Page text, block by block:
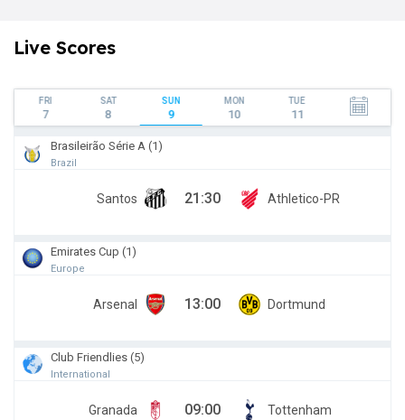
Live Scores
FRI
7
SAT
8
SUN
9
MON
10
TUE
11
Brasileirão Série A (1)
Brazil
Santos 21:30 Athletico-PR
Emirates Cup (1)
Europe
Arsenal 13:00 Dortmund
Club Friendlies (5)
International
Granada 09:00 Tottenham